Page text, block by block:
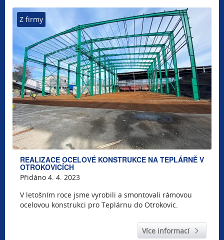
Z firmy
REALIZACE OCELOVÉ KONSTRUKCE NA TEPLÁRNĚ V
OTROKOVICÍCH
Přidáno 4. 4. 2023
V letošním roce jsme vyrobili a smontovali rámovou
ocelovou konstrukci pro Teplárnu do Otrokovic.
Více informací